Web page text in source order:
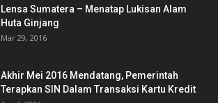
Lensa Sumatera – Menatap Lukisan Alam
Huta Ginjang
Mar 29, 2016
Akhir Mei 2016 Mendatang, Pemerintah
Terapkan SIN Dalam Transaksi Kartu Kredit